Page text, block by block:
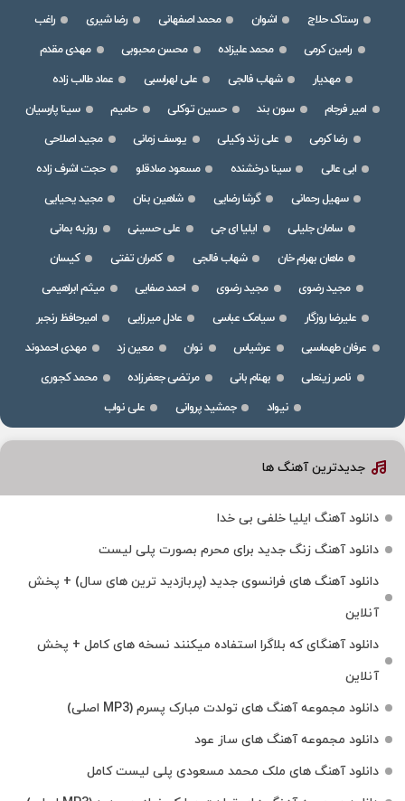
رستاک حلاج
اشوان محمد اصفهانی رضا شیری
راغب
رامین کرمی
محمد علیزاده محسن محبوبی
مهدی مقدم
مهدیار
شهاب فالجی علی لهراسبی
عماد طالب زاده
امیر فرجام
سون بند حسین توکلی حامیم
سینا پارسیان
رضا کرمی
علی زند وکیلی یوسف زمانی
مجید اصلاحی
ابی عالی
سینا درخشنده مسعود صادقلو
حجت اشرف زاده
سهیل رحمانی
گرشا رضایی شاهین بنان
مجید یحیایی
سامان جلیلی
ایلیا ای جی علی حسینی
روزبه بمانی
ماهان بهرام خان
شهاب فالجی کامران تفتی
کیسان
مجید رضوی
مجید رضوی احمد صفایی
میثم ابراهیمی
علیرضا روزگار
سیامک عباسی عادل میرزایی
امیرحافظ رنجبر
عرفان طهماسبی
عرشیاس نوان معین زد
مهدی احمدوند
ناصر زینعلی
بهنام بانی مرتضی جعفرزاده
محمد کجوری
نیواد
جمشید پروانی علی نواب
جدیدترین آهنگ ها
دانلود آهنگ ایلیا خلفی بی خدا
دانلود آهنگ زنگ جدید برای محرم بصورت پلی لیست
دانلود آهنگ های فرانسوی جدید (پربازدید ترین های سال) + پخش
آنلاین
دانلود آهنگای که بلاگرا استفاده میکنند نسخه های کامل + پخش
آنلاین
دانلود مجموعه آهنگ های تولدت مبارک پسرم (MP3 اصلی)
دانلود مجموعه آهنگ های ساز عود
دانلود آهنگ های ملک‌ محمد مسعودی پلی لیست کامل